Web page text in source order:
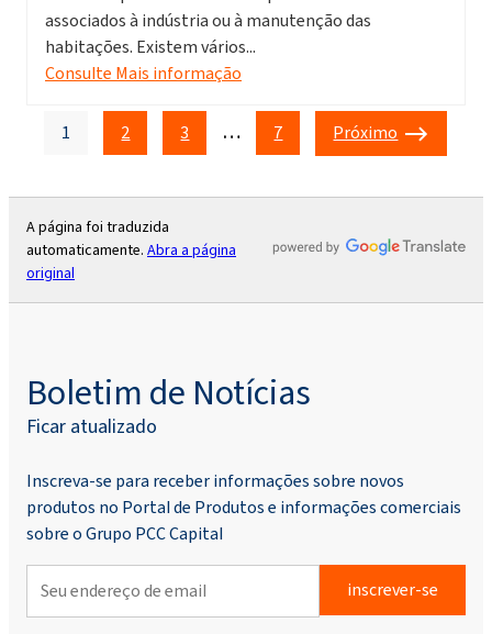
associados à indústria ou à manutenção das
habitações. Existem vários...
Consulte Mais informação
1 2 3 … 7 Próximo
A página foi traduzida
automaticamente. Abra a página
original
Boletim de Notícias
Ficar atualizado
Inscreva-se para receber informações sobre novos
produtos no Portal de Produtos e informações comerciais
sobre o Grupo PCC Capital
inscrever-se